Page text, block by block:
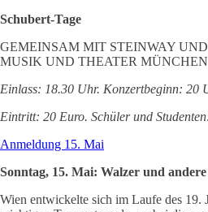
Schubert-Tage
GEMEINSAM MIT STEINWAY
MUSIK UND THEATER MÜNCHEN
Einlass: 18.30 Uhr. Konzertbeginn: 20
Eintritt: 20 Euro. Schüler und
Anmeldung 15. Mai
Sonntag, 15. Mai: Walzer und
Wien entwickelte sich im Laufe des 19.